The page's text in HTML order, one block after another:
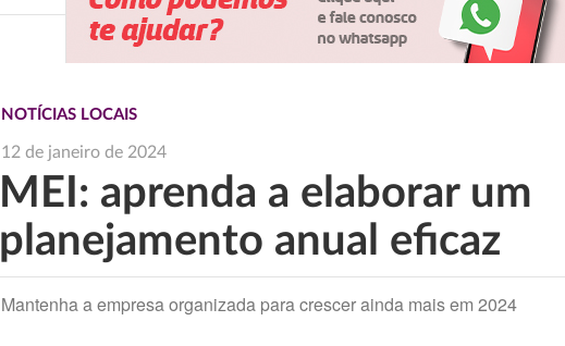
NOTÍCIAS LOCAIS
12 de janeiro de 2024
MEI: aprenda a elaborar um
planejamento anual eficaz
Mantenha a empresa organizada para crescer ainda mais em 2024